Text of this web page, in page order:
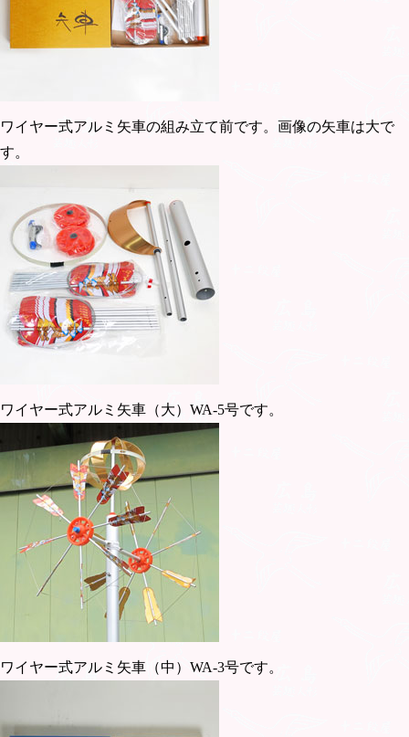
ワイヤー式アルミ矢車の組み立て前です。画像の矢車は大で
す。
ワイヤー式アルミ矢車（大）WA-5号です。
ワイヤー式アルミ矢車（中）WA-3号です。